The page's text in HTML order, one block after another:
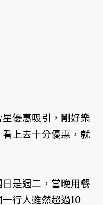
優惠吸引，剛好樂
上去十分優惠，就
是週二，當晚用餐
行人雖然超過10